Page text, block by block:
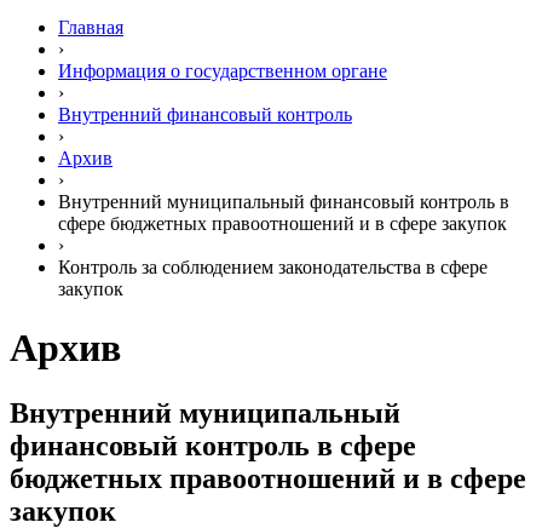
Главная
›
Информация о государственном органе
›
Внутренний финансовый контроль
›
Архив
›
Внутренний муниципальный финансовый контроль в
сфере бюджетных правоотношений и в сфере закупок
›
Контроль за соблюдением законодательства в сфере
закупок
Архив
Внутренний муниципальный
финансовый контроль в сфере
бюджетных правоотношений и в сфере
закупок